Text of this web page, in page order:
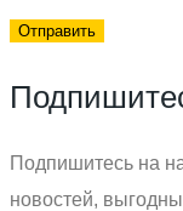
Отправить
Подпишитесь на
новостей,